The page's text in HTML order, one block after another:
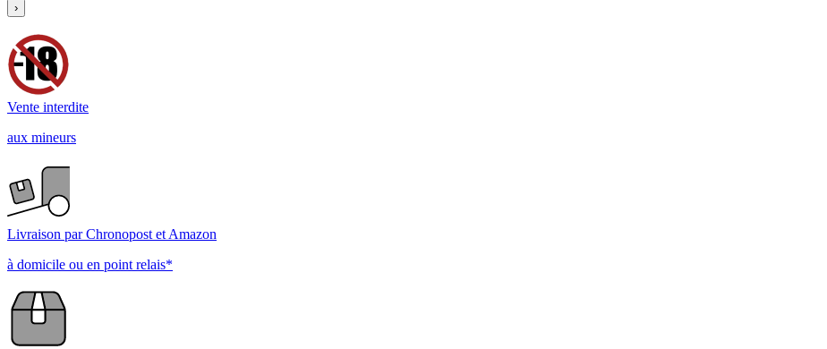
›
Vente interdite
aux mineurs
Livraison par Chronopost et Amazon
à domicile ou en point relais*